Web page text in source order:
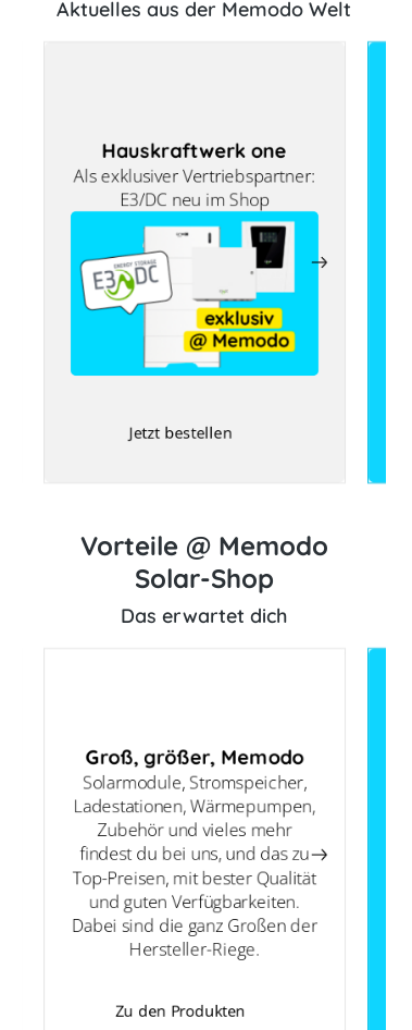
Aktuelles aus der Memodo Welt
Hauskraftwerk one
Als exklusiver Vertriebspartner:
E3/DC neu im Shop
Jetzt bestellen
Vorteile @ Memodo
Solar-Shop
Das erwartet dich
Groß, größer, Memodo
Solarmodule, Stromspeicher,
Ladestationen, Wärmepumpen,
Zubehör und vieles mehr
findest du bei uns, und das zu
Top-Preisen, mit bester Qualität
und guten Verfügbarkeiten.
Dabei sind die ganz Großen der
Hersteller-Riege.
Zu den Produkten